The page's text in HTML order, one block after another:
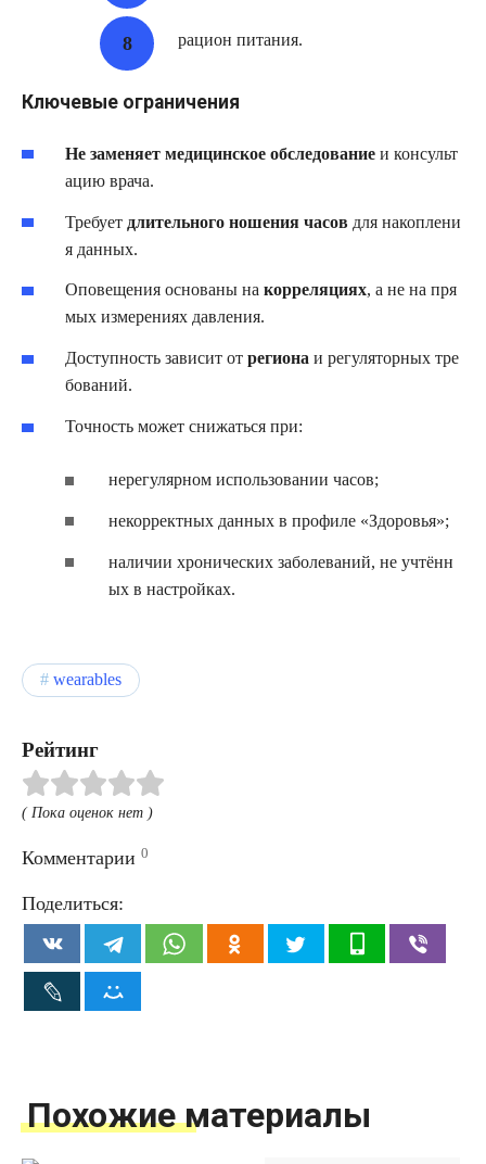
рацион питания.
Ключевые ограничения
Не заменяет медицинское обследование и консульт
ацию врача.
Требует длительного ношения часов для накоплени
я данных.
Оповещения основаны на корреляциях, а не на пря
мых измерениях давления.
Доступность зависит от региона и регуляторных тре
бований.
Точность может снижаться при:
нерегулярном использовании часов;
некорректных данных в профиле «Здоровья»;
наличии хронических заболеваний, не учтённ
ых в настройках.
wearables
Рейтинг
( Пока оценок нет )
Комментарии 0
Поделиться:
Похожие материалы